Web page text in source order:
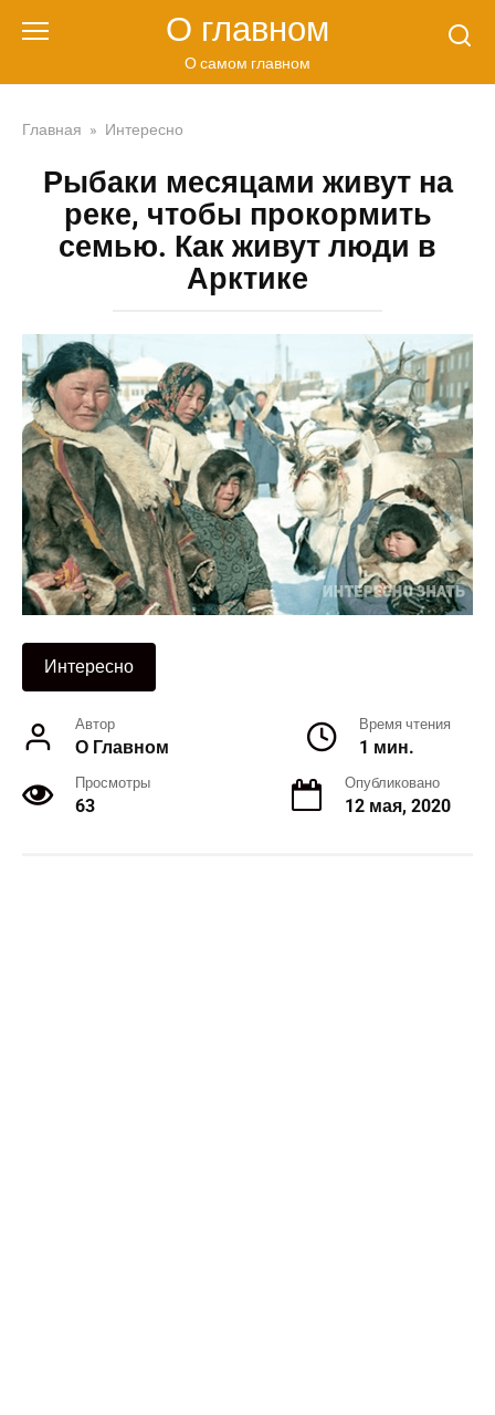
О главном
О самом главном
Главная » Интересно
Рыбаки месяцами живут на
реке, чтобы прокормить
семью. Как живут люди в
Арктике
Интересно
Автор
О Главном
Время чтения
1 мин.
Просмотры
63
Опубликовано
12 мая, 2020